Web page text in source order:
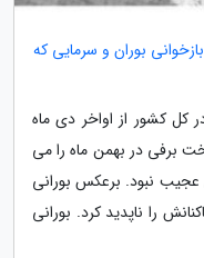
بوران و سرمایی که
کشور از اواخر دی ماه
برفی در بهمن ماه را می
عجیب نبود. برعکس بورانی
و ساکنانش را ناپدید کرد. بورانی